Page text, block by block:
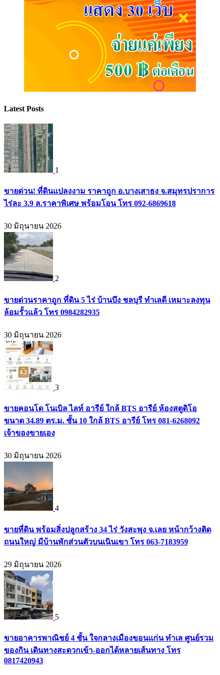
Latest Posts
1
ขายด่วน! ที่ดินแปลงงาม ราคาถูก อ.บางเสาธง จ.สมุทรปราการ
ไร่ละ 3.9 ล.ราคาพิเศษ พร้อมโอน โทร 092-6869618
30 มิถุนายน 2026
2
ขายด่วนราคาถูก ที่ดิน 5 ไร่ บ้านบึง ชลบุรี ทำเลดี เหมาะลงทุน
ล้อมรั้วแล้ว โทร 0984282935
30 มิถุนายน 2026
3
ขายคอนโด โนเบิล ไลท์ อารีย์ ใกล้ BTS อารีย์ ห้องสตูดิโอ
ขนาด 34.89 ตร.ม. ชั้น 10 ใกล้ BTS อารีย์ โทร 081-6268092
เจ้าของขายเอง
30 มิถุนายน 2026
4
ขายที่ดิน พร้อมสิ่งปลูกสร้าง 34 ไร่ วังสะพุง จ.เลย หน้ากว้างติด
ถนนใหญ่ มีบ้านพักส่วนตัวบนเนินเขา โทร 063-7183959
29 มิถุนายน 2026
5
ขายอาคารพาณิชย์ 4 ชั้น ใจกลางเมืองขอนแก่น ทำเล ศูนย์รวม
ของกิน เดินทางสะดวกเข้า-ออกได้หลายเส้นทาง โทร
0817420943